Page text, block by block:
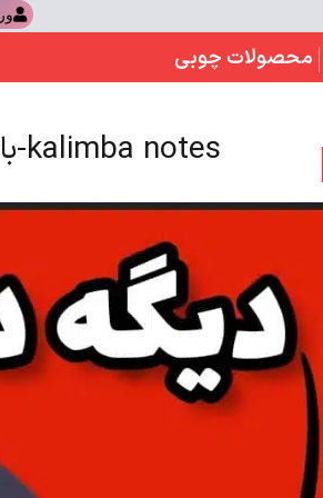
محصولات چوبی
kalimba notes-بانک نت کالیمبا -صد و هفتاد (170) نت کالیمبا